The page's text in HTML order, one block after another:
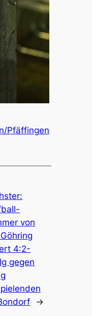
Pfäffingen
von
4:2-
gegen
→